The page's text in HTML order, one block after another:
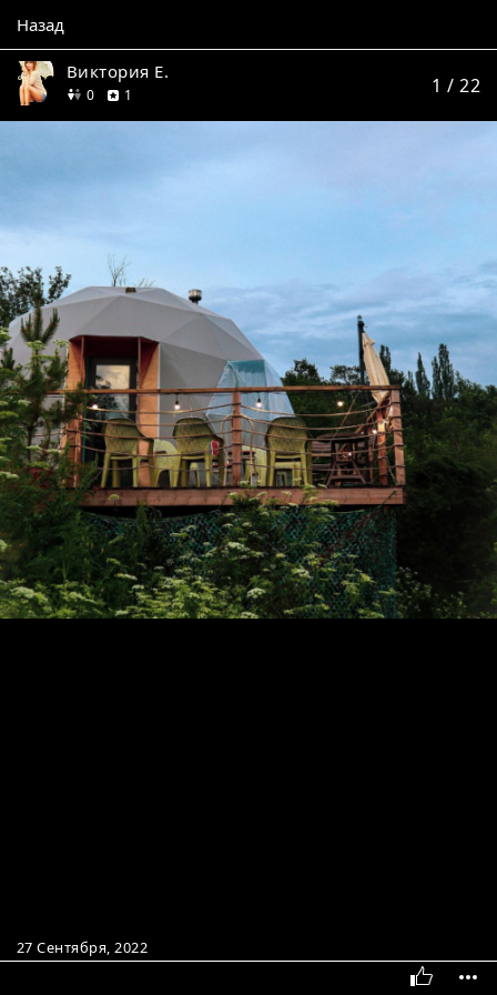
Назад
Виктория Е.
0друзей
1 1 / 22
27 Сентября, 2022